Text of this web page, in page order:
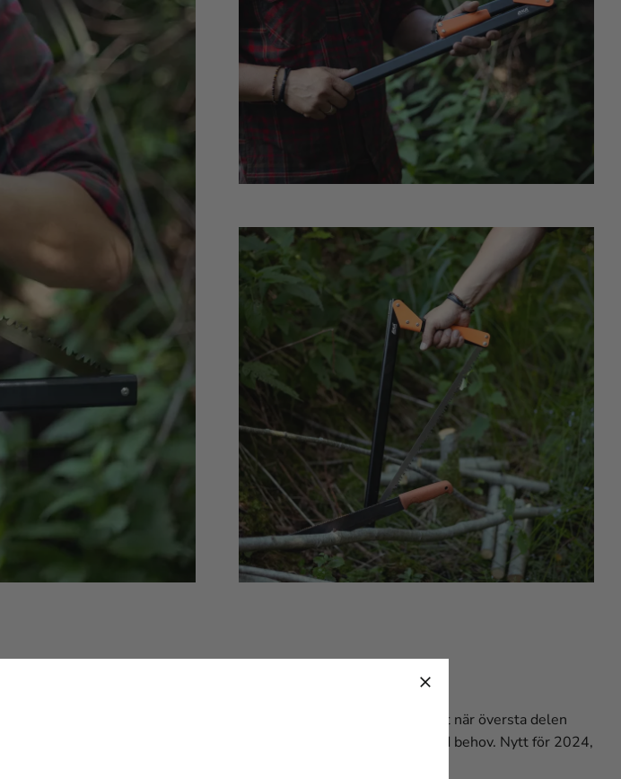
har tre olika blad att växla mellan. Sågens smarta design gör att när översta delen
för trä, metall och allround och bladen kan bytas ut till nya, vid behov. Nytt för 2024,